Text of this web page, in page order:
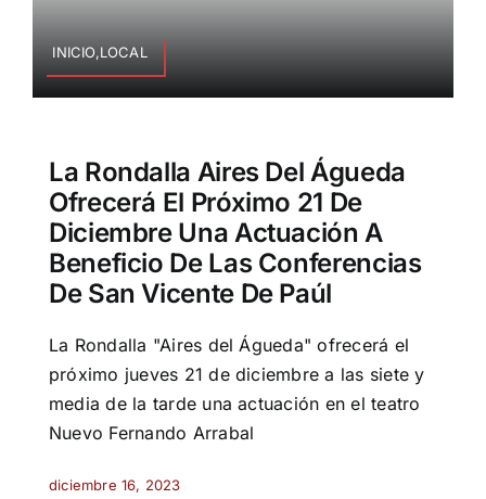
INICIO,LOCAL
La Rondalla Aires Del Águeda
Ofrecerá El Próximo 21 De
Diciembre Una Actuación A
Beneficio De Las Conferencias
De San Vicente De Paúl
La Rondalla "Aires del Águeda" ofrecerá el
próximo jueves 21 de diciembre a las siete y
media de la tarde una actuación en el teatro
Nuevo Fernando Arrabal
diciembre 16, 2023